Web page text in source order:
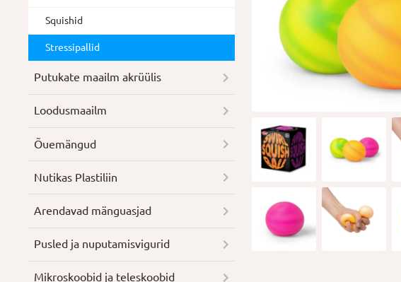
Squishid
Stressipallid
Putukate maailm akrüülis
Loodusmaailm
Õuemängud
Nutikas Plastiliin
Arendavad mänguasjad
Pusled ja nuputamisvigurid
Mikroskoobid ja teleskoobid